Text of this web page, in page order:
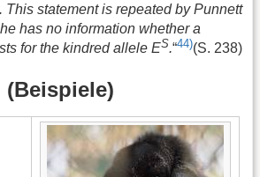
This statement is repeated by Punnett
has no information whether a
for the kindred allele ES.“44)(S. 238)